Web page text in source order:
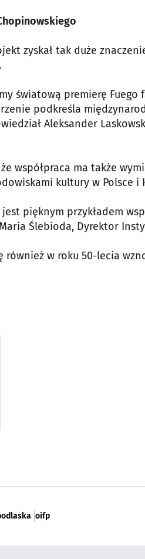
zyskał tak duże
światową premierę
podkreśla
Aleksander
współpraca ma także
kultury w Polsce i
pięknym przykładem
Ślebioda, Dyrektor
również w roku 50-lecia
oifp